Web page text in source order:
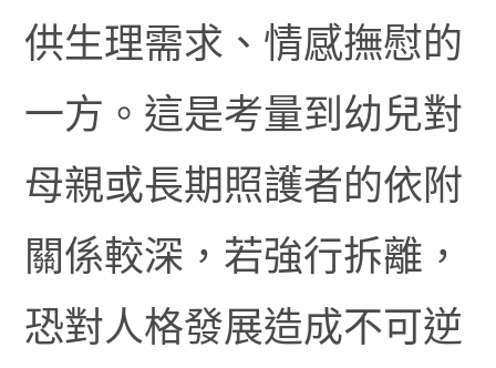
供生理需求、情感撫慰的
一方。這是考量到幼兒對
母親或長期照護者的依附
關係較深，若強行拆離，
恐對人格發展造成不可逆